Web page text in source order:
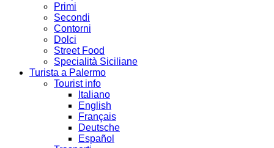
Primi
Secondi
Contorni
Dolci
Street Food
Specialità Siciliane
Turista a Palermo
Tourist info
Italiano
English
Français
Deutsche
Español